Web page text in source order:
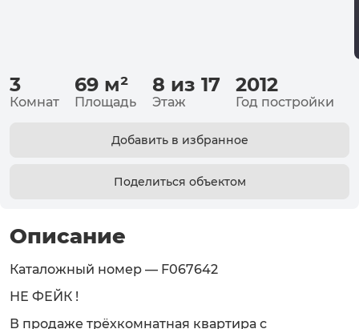
3
Комнат
69 м²
Площадь
8 из 17
Этаж
2012
Год постройки
Добавить в избранное
Поделиться объектом
Описание
Каталожный номер — F067642
НЕ ФЕЙК !
В продаже трёхкомнатная квартира с